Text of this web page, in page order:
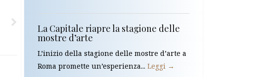
La Capitale riapre la stagione delle
mostre d’arte
L’inizio della stagione delle mostre d’arte a
Roma promette un’esperienza... Leggi →